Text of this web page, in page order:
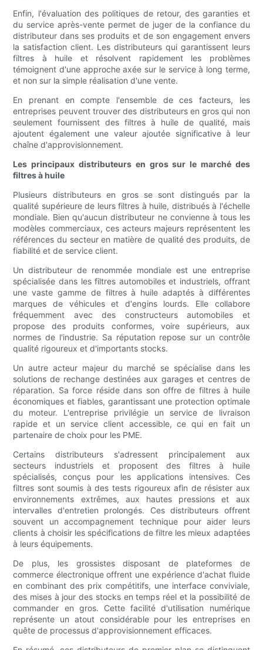
Enfin, l'évaluation des politiques de retour, des garanties et
du service après-vente permet de juger de la confiance du
distributeur dans ses produits et de son engagement envers
la satisfaction client. Les distributeurs qui garantissent leurs
filtres à huile et résolvent rapidement les problèmes
témoignent d'une approche axée sur le service à long terme,
et non sur la simple réalisation d'une vente.
En prenant en compte l'ensemble de ces facteurs, les
entreprises peuvent trouver des distributeurs en gros qui non
seulement fournissent des filtres à huile de qualité, mais
ajoutent également une valeur ajoutée significative à leur
chaîne d'approvisionnement.
Les principaux distributeurs en gros sur le marché des
filtres à huile
Plusieurs distributeurs en gros se sont distingués par la
qualité supérieure de leurs filtres à huile, distribués à l'échelle
mondiale. Bien qu'aucun distributeur ne convienne à tous les
modèles commerciaux, ces acteurs majeurs représentent les
références du secteur en matière de qualité des produits, de
fiabilité et de service client.
Un distributeur de renommée mondiale est une entreprise
spécialisée dans les filtres automobiles et industriels, offrant
une vaste gamme de filtres à huile adaptés à différentes
marques de véhicules et d'engins lourds. Elle collabore
fréquemment avec des constructeurs automobiles et
propose des produits conformes, voire supérieurs, aux
normes de l'industrie. Sa réputation repose sur un contrôle
qualité rigoureux et d'importants stocks.
Un autre acteur majeur du marché se spécialise dans les
solutions de rechange destinées aux garages et centres de
réparation. Sa force réside dans son offre de filtres à huile
économiques et fiables, garantissant une protection optimale
du moteur. L'entreprise privilégie un service de livraison
rapide et un service client accessible, ce qui en fait un
partenaire de choix pour les PME.
Certains distributeurs s'adressent principalement aux
secteurs industriels et proposent des filtres à huile
spécialisés, conçus pour les applications intensives. Ces
filtres sont soumis à des tests rigoureux afin de résister aux
environnements extrêmes, aux hautes pressions et aux
intervalles d'entretien prolongés. Ces distributeurs offrent
souvent un accompagnement technique pour aider leurs
clients à choisir les spécifications de filtre les mieux adaptées
à leurs équipements.
De plus, les grossistes disposant de plateformes de
commerce électronique offrent une expérience d'achat fluide
en combinant des prix compétitifs, une interface conviviale,
des mises à jour des stocks en temps réel et la possibilité de
commander en gros. Cette facilité d'utilisation numérique
représente un atout considérable pour les entreprises en
quête de processus d'approvisionnement efficaces.